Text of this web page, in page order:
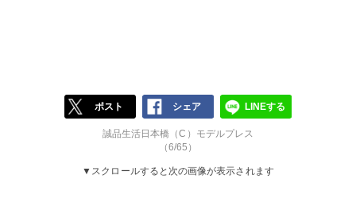
ポスト シェア LINEする
誠品生活日本橋（C）モデルプレス
（6/65）
▼スクロールすると次の画像が表示されます